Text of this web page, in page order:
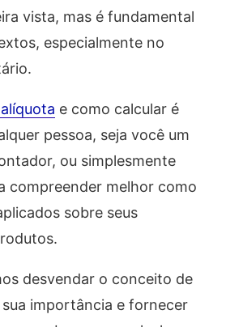
vista, mas é fundamental
especialmente no
e como calcular é
pessoa, seja você um
ou simplesmente
compreender melhor como
sobre seus
desvendar o conceito de
importância e fornecer